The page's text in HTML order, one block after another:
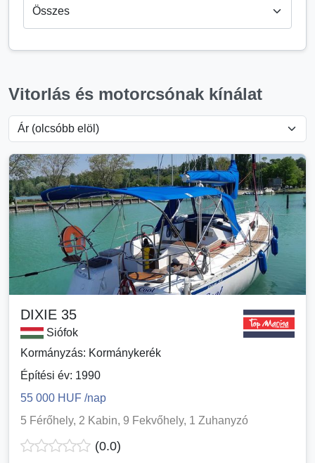
Vitorlás és motorcsónak kínálat
DIXIE 35
Siófok
Kormányzás: Kormánykerék
Építési év: 1990
55 000 HUF /nap
5 Férőhely, 2 Kabin, 9 Fekvőhely, 1 Zuhanyzó
(0.0)